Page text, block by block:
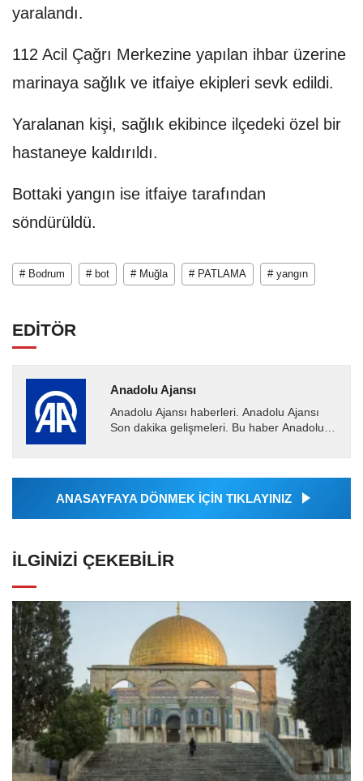
yaralandı.
112 Acil Çağrı Merkezine yapılan ihbar üzerine
marinaya sağlık ve itfaiye ekipleri sevk edildi.
Yaralanan kişi, sağlık ekibince ilçedeki özel bir
hastaneye kaldırıldı.
Bottaki yangın ise itfaiye tarafından
söndürüldü.
# Bodrum # bot # Muğla # PATLAMA # yangın
EDİTÖR
Anadolu Ajansı
Anadolu Ajansı haberleri. Anadolu Ajansı
Son dakika gelişmeleri. Bu haber Anadolu
Ajansı tarafından...
ANASAYFAYA DÖNMEK İÇİN TIKLAYINIZ
İLGINIZI ÇEKEBILIR